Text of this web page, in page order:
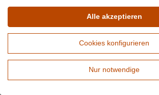
Unterstützung und Beratung unter:
+49 (0) 89 416 137 060
Mo-Fr, 10:00 - 17:00 Uhr
Mail:info@wirwinzer.deErweiterte Suche
Alle akzeptieren
Cookies konfigurieren
Nur notwendige